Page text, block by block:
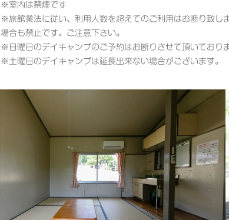
※室内は禁煙です
※旅館業法に従い、利用人数を超えてのご利用はお断り致し
場合も禁止です。ご注意下さい。
※日曜日のデイキャンプのご予約はお断りさせて頂いており
※土曜日のデイキャンプは延長出来ない場合がございます。